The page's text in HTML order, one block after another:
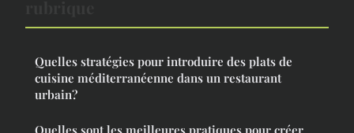
Quelles stratégies pour introduire des plats de
cuisine méditerranéenne dans un restaurant
urbain?